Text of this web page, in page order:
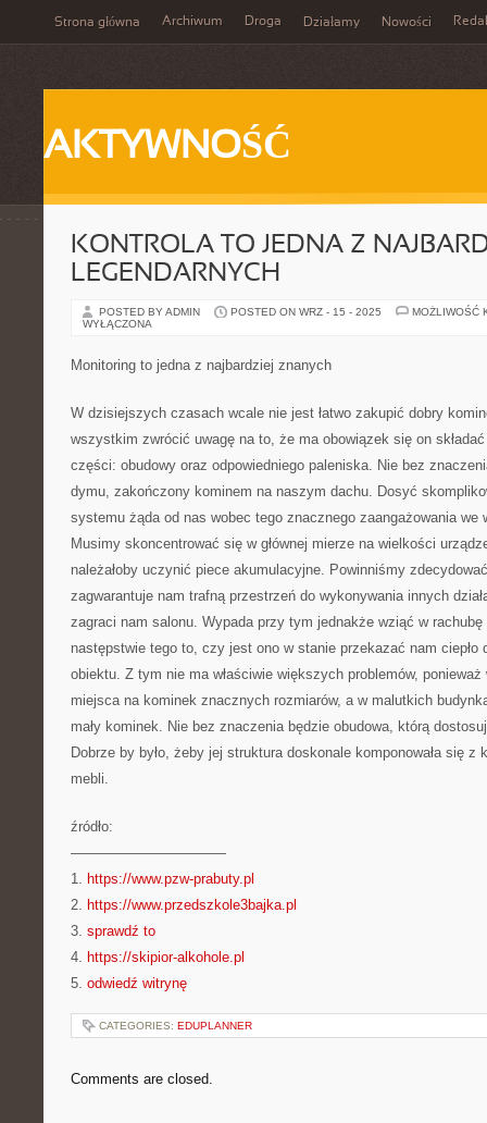
Strona główna Archiwum Droga Działamy Nowości
AKTYWNOŚĆ
KONTROLA TO JEDNA Z
LEGENDARNYCH
POSTED BY ADMIN POSTED ON WRZ - 15 - 2025
MOŻLIWOŚĆ
WYŁĄCZONA
Monitoring to jedna z najbardziej znanych
W dzisiejszych czasach wcale nie jest łatwo zakupić dobry
wszystkim zwrócić uwagę na to, że ma obowiązek się on
części: obudowy oraz odpowiedniego paleniska. Nie bez
dymu, zakończony kominem na naszym dachu. Dosyć
systemu żąda od nas wobec tego znacznego zaangażowania we
Musimy skoncentrować się w głównej mierze na wielkości
należałoby uczynić piece akumulacyjne. Powinniśmy
zagwarantuje nam trafną przestrzeń do wykonywania innych
zagraci nam salonu. Wypada przy tym jednakże wziąć w
następstwie tego to, czy jest ono w stanie przekazać nam
obiektu. Z tym nie ma właściwie większych problemów,
miejsca na kominek znacznych rozmiarów, a w malutkich
mały kominek. Nie bez znaczenia będzie obudowa, którą
Dobrze by było, żeby jej struktura doskonale komponowała się
mebli.
źródło:
———————————
1. https://www.pzw-prabuty.pl
2. https://www.przedszkole3bajka.pl
3. sprawdź to
4. https://skipior-alkohole.pl
5. odwiedź witrynę
CATEGORIES: EDUPLANNER
Comments are closed.